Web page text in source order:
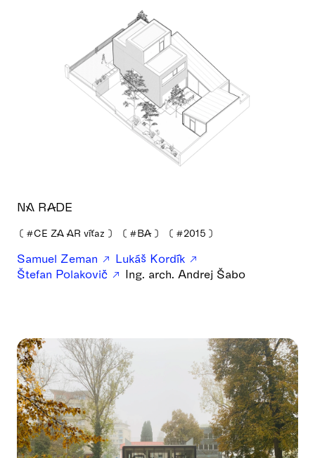
NA RADE
❪ #CE ZA AR víťaz ❫ ❪ #BA ❫ ❪ #2015 ❫
Samuel Zeman
Lukáš Kordík
Štefan Polakovič
Ing. arch. Andrej Šabo